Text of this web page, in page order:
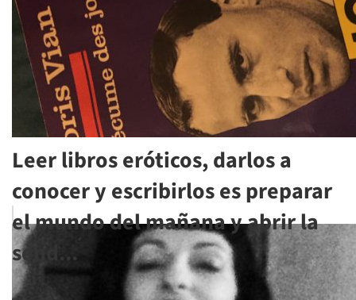
Leer libros eróticos, darlos a
conocer y escribirlos es preparar
el mundo del mañana y abrir la
send...